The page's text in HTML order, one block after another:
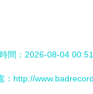
間：2026-08-04
：http://